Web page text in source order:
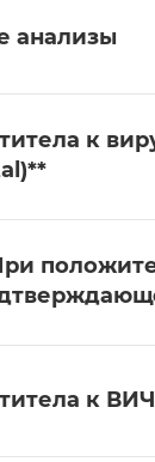
анализы
к
к ВИЧ